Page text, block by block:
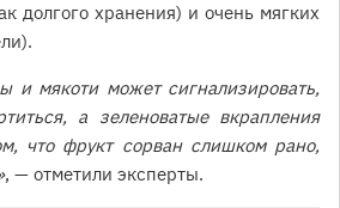
долгого хранения) и очень мягких
и мякоти может сигнализировать,
а зеленоватые вкрапления
что фрукт сорван слишком рано,
, — отметили эксперты.